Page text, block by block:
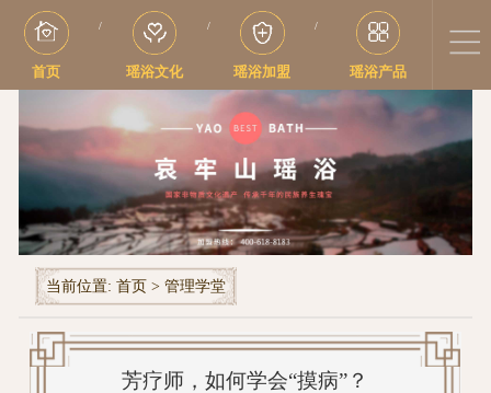
首页
/
瑶浴文化
/
瑶浴加盟
/
瑶浴产品
当前位置: 首页 > 管理学堂
芳疗师，如何学会“摸病”？